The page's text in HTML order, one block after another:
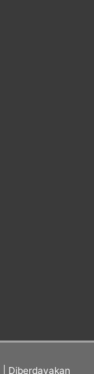
| Diberdayakan